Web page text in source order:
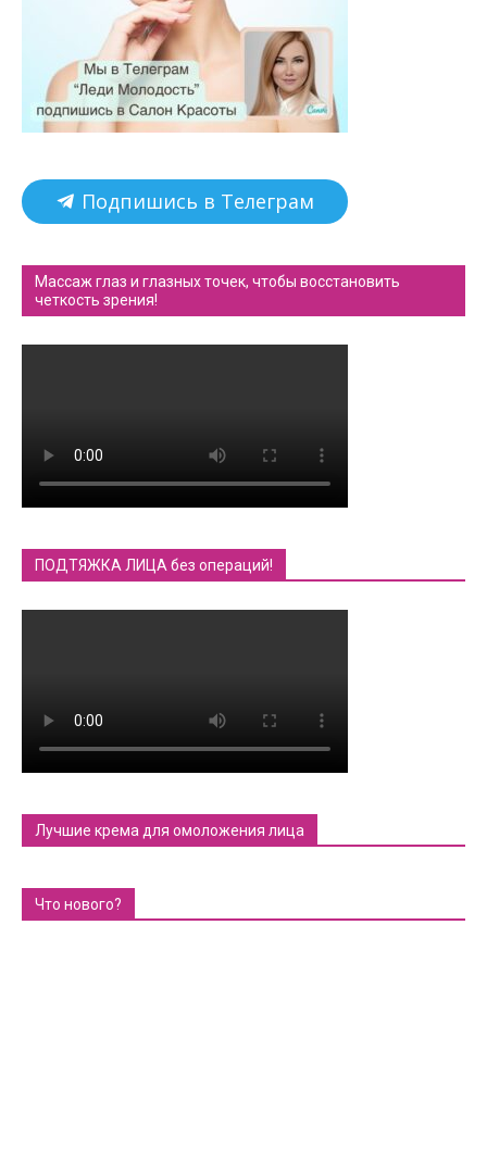
Подпишись в Телеграм
Массаж глаз и глазных точек, чтобы восстановить
четкость зрения!
ПОДТЯЖКА ЛИЦА без операций!
Лучшие крема для омоложения лица
Что нового?